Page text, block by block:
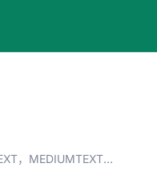
mysql TINYTEXT，TEXT，MEDIUMTEXT和LONGTEXT。